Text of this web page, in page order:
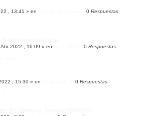
, 13:41 » en 0 Respuestas
2022 , 16:09 » en 0 Respuestas
, 15:30 » en 0 Respuestas